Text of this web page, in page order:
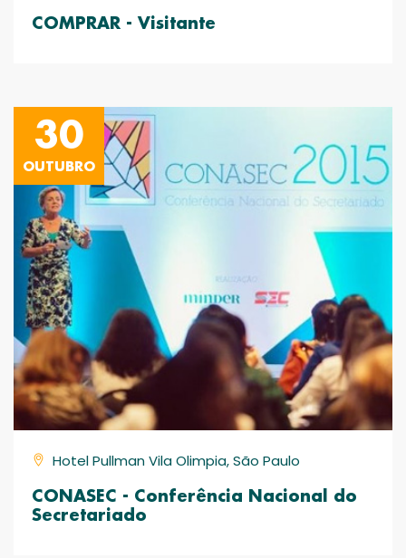
COMPRAR - Visitante
30
OUTUBRO
Hotel Pullman Vila Olimpia, São Paulo
CONASEC - Conferência Nacional do
Secretariado